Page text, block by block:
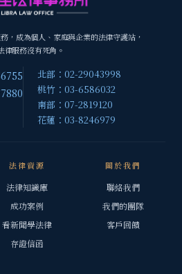
，成為個人、家庭與企業的法律守護站，
律服務沒有死角。
北部：02-29043998
桃竹：03-6586032
南部：07-2819120
花蓮：03-8246979
法律資源
法律知識庫
成功案例
看新聞學法律
存證信函
關於我們
聯絡我們
我們的團隊
客戶回饋